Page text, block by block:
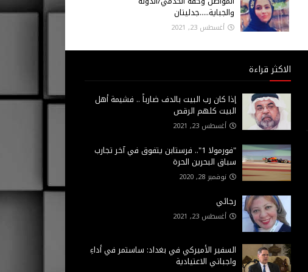
والجباية.....جدليتان
أغسطس 23, 2021
الاكثر قراءة
إذا كان رب البيت بالدف ضارباً .. فشيمة أهل
البيت كلهم الرقص
أغسطس 23, 2021
"فورمولا 1".. فرستابن يتفوق في آخر تجارب
سباق البحرين الحرة
نوفمبر 28, 2020
رجائي
أغسطس 23, 2021
السفير الأميركي في بغداد: ساستمر في أداءِ
واجباتي الاعتيادية